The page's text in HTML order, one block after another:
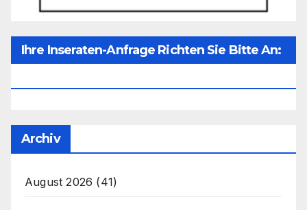
Ihre Inseraten-Anfrage Richten Sie Bitte An:
Archiv
August 2026 (41)